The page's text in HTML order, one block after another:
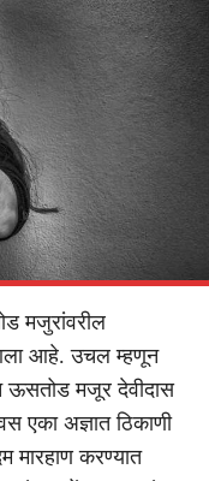
मजुरांवरील
आहे. उचल म्हणून
मजूर देवीदास
एका अज्ञात ठिकाणी
मारहाण करण्यात